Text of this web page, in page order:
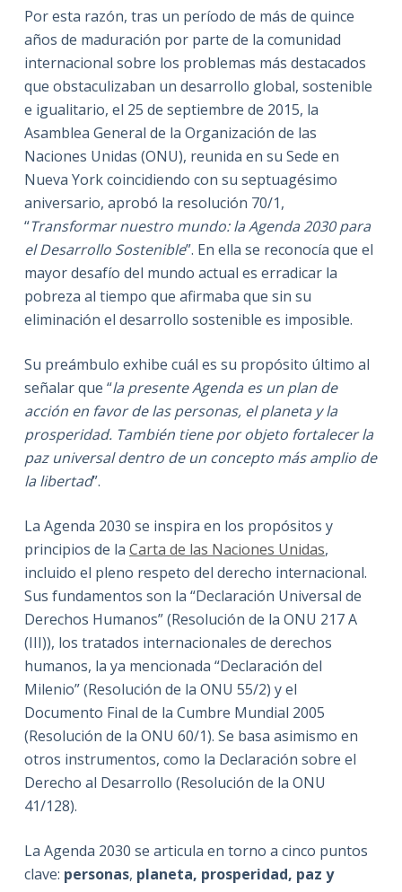
Por esta razón, tras un período de más de quince
años de maduración por parte de la comunidad
internacional sobre los problemas más destacados
que obstaculizaban un desarrollo global, sostenible
e igualitario, el 25 de septiembre de 2015, la
Asamblea General de la Organización de las
Naciones Unidas (ONU), reunida en su Sede en
Nueva York coincidiendo con su septuagésimo
aniversario, aprobó la resolución 70/1,
“Transformar nuestro mundo: la Agenda 2030 para
el Desarrollo Sostenible”. En ella se reconocía que el
mayor desafío del mundo actual es erradicar la
pobreza al tiempo que afirmaba que sin su
eliminación el desarrollo sostenible es imposible.
Su preámbulo exhibe cuál es su propósito último al
señalar que “la presente Agenda es un plan de
acción en favor de las personas, el planeta y la
prosperidad. También tiene por objeto fortalecer la
paz universal dentro de un concepto más amplio de
la libertad”.
La Agenda 2030 se inspira en los propósitos y
principios de la Carta de las Naciones Unidas,
incluido el pleno respeto del derecho internacional.
Sus fundamentos son la “Declaración Universal de
Derechos Humanos” (Resolución de la ONU 217 A
(III)), los tratados internacionales de derechos
humanos, la ya mencionada “Declaración del
Milenio” (Resolución de la ONU 55/2) y el
Documento Final de la Cumbre Mundial 2005
(Resolución de la ONU 60/1). Se basa asimismo en
otros instrumentos, como la Declaración sobre el
Derecho al Desarrollo (Resolución de la ONU
41/128).
La Agenda 2030 se articula en torno a cinco puntos
clave: personas, planeta, prosperidad, paz y